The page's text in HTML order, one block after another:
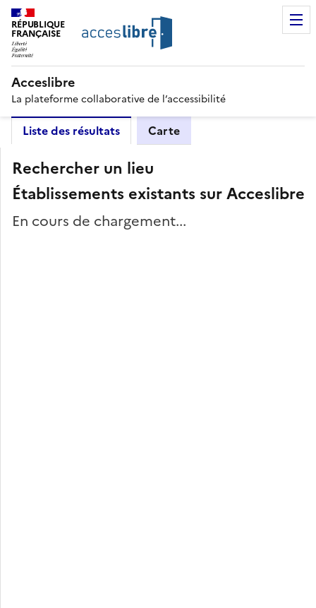
RÉPUBLIQUE
FRANÇAISE
Acceslibre
La plateforme collaborative de l’accessibilité
Liste des résultats Carte
Rechercher un lieu
Établissements existants sur Acceslibre
En cours de chargement...